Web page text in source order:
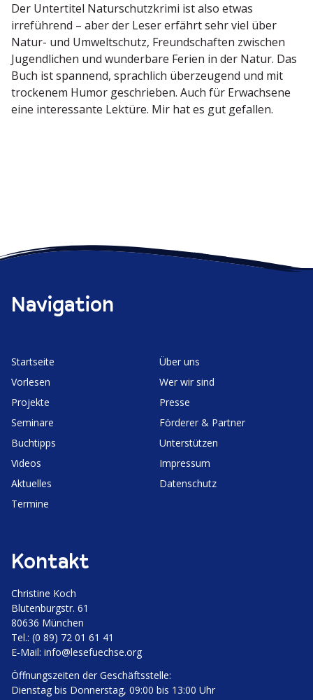
Der Unter­titel Natur­schutz­krimi ist also etwas
irreführend – aber der Leser erfährt sehr viel über
Natur- und Umwelt­schutz, Freund­schaften zwischen
Jugend­lichen und wunderbare Ferien in der Natur. Das
Buch ist spannend, sprachlich überzeugend und mit
trockenem Humor geschrieben. Auch für Erwachsene
eine inter­es­sante Lektüre. Mir hat es gut gefallen.
Navigation
Start­seite
Vorlesen
Projekte
Seminare
Buchtipps
Videos
Aktuelles
Termine
Über uns
Wer wir sind
Presse
Förderer & Partner
Unter­stützen
Impressum
Daten­schutz
Kontakt
Christine Koch
Bluten­burgstr. 61
80636 München
Tel.: (0 89) 72 01 61 41
E‑Mail: info@lesefuechse.org
Öffnungs­zeiten der Geschäftsstelle:
Dienstag bis Donnerstag, 09:00 bis 13:00 Uhr